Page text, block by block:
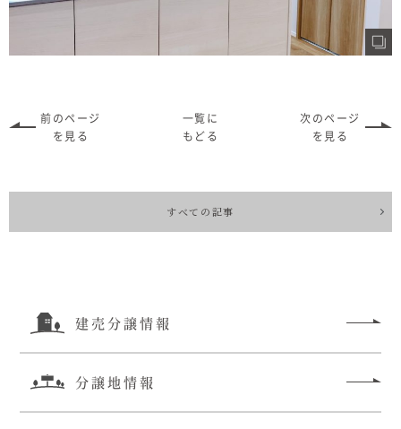
前のページ
を見る
一覧に
もどる
次のページ
を見る
すべての記事
建売分譲情報
分譲地情報